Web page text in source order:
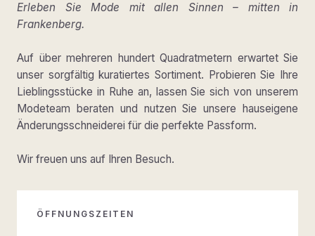
Erleben Sie Mode mit allen Sinnen – mitten in
Frankenberg.
Auf über mehreren hundert Quadratmetern erwartet Sie
unser sorgfältig kuratiertes Sortiment. Probieren Sie Ihre
Lieblingsstücke in Ruhe an, lassen Sie sich von unserem
Modeteam beraten und nutzen Sie unsere hauseigene
Änderungsschneiderei für die perfekte Passform.
Wir freuen uns auf Ihren Besuch.
ÖFFNUNGSZEITEN